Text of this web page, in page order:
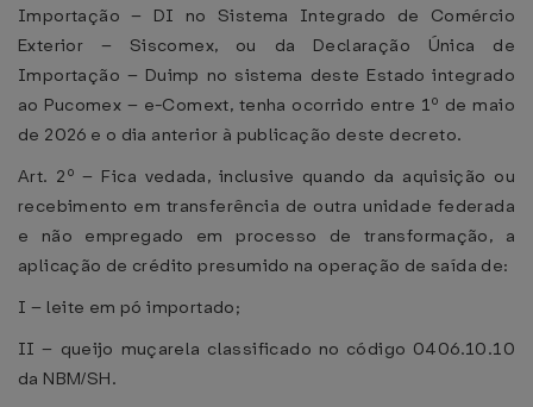
Importação – DI no Sistema Integrado de Comércio
Exterior – Siscomex, ou da Declaração Única de
Importação – Duimp no sistema deste Estado integrado
ao Pucomex – e-Comext, tenha ocorrido entre 1º de maio
de 2026 e o dia anterior à publicação deste decreto.
Art. 2º – Fica vedada, inclusive quando da aquisição ou
recebimento em transferência de outra unidade federada
e não empregado em processo de transformação, a
aplicação de crédito presumido na operação de saída de:
I – leite em pó importado;
II – queijo muçarela classificado no código 0406.10.10
da NBM/SH.